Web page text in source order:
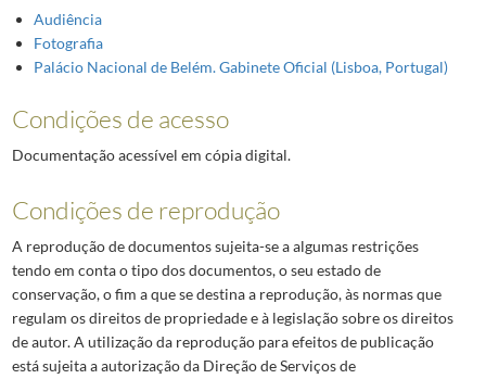
Audiência
Fotografia
Palácio Nacional de Belém. Gabinete Oficial (Lisboa, Portugal)
Condições de acesso
Documentação acessível em cópia digital.
Condições de reprodução
A reprodução de documentos sujeita-se a algumas restrições
tendo em conta o tipo dos documentos, o seu estado de
conservação, o fim a que se destina a reprodução, às normas que
regulam os direitos de propriedade e à legislação sobre os direitos
de autor. A utilização da reprodução para efeitos de publicação
está sujeita a autorização da Direção de Serviços de